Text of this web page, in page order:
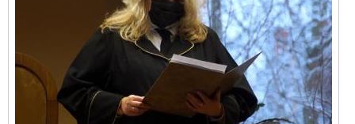
Карная псыхіятрыя
Культурныя правы